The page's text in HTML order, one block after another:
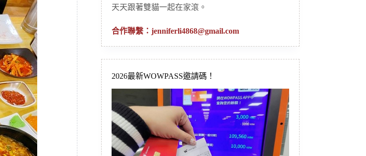
天天跟著雙貓一起在家滾。
合作聯繫：jenniferli4868@gmail.com
2026最新WOWPASS邀請碼！